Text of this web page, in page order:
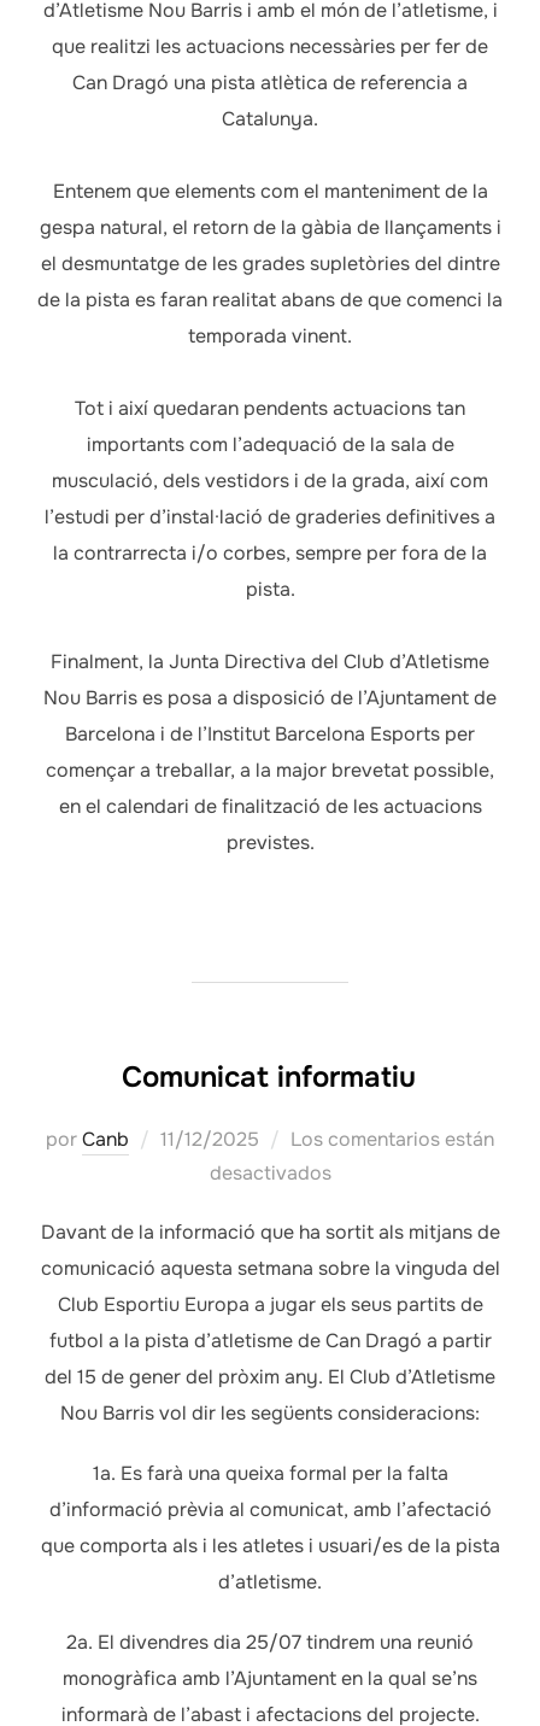
d’Atletisme Nou Barris i amb el món de l’atletisme, i
que realitzi les actuacions necessàries per fer de
Can Dragó una pista atlètica de referencia a
Catalunya.
Entenem que elements com el manteniment de la
gespa natural, el retorn de la gàbia de llançaments i
el desmuntatge de les grades supletòries del dintre
de la pista es faran realitat abans de que comenci la
temporada vinent.
Tot i així quedaran pendents actuacions tan
importants com l’adequació de la sala de
musculació, dels vestidors i de la grada, així com
l’estudi per d’instal·lació de graderies definitives a
la contrarrecta i/o corbes, sempre per fora de la
pista.
Finalment, la Junta Directiva del Club d’Atletisme
Nou Barris es posa a disposició de l’Ajuntament de
Barcelona i de l’Institut Barcelona Esports per
començar a treballar, a la major brevetat possible,
en el calendari de finalització de les actuacions
previstes.
Comunicat informatiu
porCanb
Publicado
11/12/2025
Los comentarios están
desactivados
Davant de la informació que ha sortit als mitjans de
comunicació aquesta setmana sobre la vinguda del
Club Esportiu Europa a jugar els seus partits de
futbol a la pista d’atletisme de Can Dragó a partir
del 15 de gener del pròxim any. El Club d’Atletisme
Nou Barris vol dir les següents consideracions:
1a. Es farà una queixa formal per la falta
d’informació prèvia al comunicat, amb l’afectació
que comporta als i les atletes i usuari/es de la pista
d’atletisme.
2a. El divendres dia 25/07 tindrem una reunió
monogràfica amb l’Ajuntament en la qual se’ns
informarà de l’abast i afectacions del projecte.